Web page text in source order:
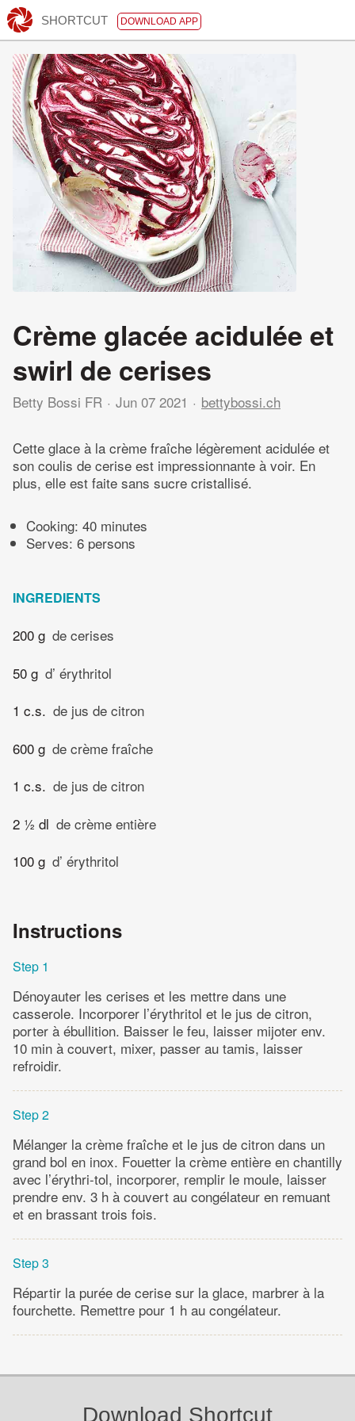
SHORTCUT DOWNLOAD APP
Crème glacée acidulée et
swirl de cerises
Betty Bossi FR Jun 07 2021 bettybossi.ch
Cette glace à la crème fraîche légèrement acidulée et
son coulis de cerise est impressionnante à voir. En
plus, elle est faite sans sucre cristallisé.
Cooking: 40 minutes
Serves: 6 persons
INGREDIENTS
200 g de cerises
50 g d’ érythritol
1 c.s. de jus de citron
600 g de crème fraîche
1 c.s. de jus de citron
2 ½ dl de crème entière
100 g d’ érythritol
Instructions
Step 1
Dénoyauter les cerises et les mettre dans une
casserole. Incorporer l’érythritol et le jus de citron,
porter à ébullition. Baisser le feu, laisser mijoter env.
10 min à couvert, mixer, passer au tamis, laisser
refroidir.
Step 2
Mélanger la crème fraîche et le jus de citron dans un
grand bol en inox. Fouetter la crème entière en chantilly
avec l’érythri-tol, incorporer, remplir le moule, laisser
prendre env. 3 h à couvert au congélateur en remuant
et en brassant trois fois.
Step 3
Répartir la purée de cerise sur la glace, marbrer à la
fourchette. Remettre pour 1 h au congélateur.
Download Shortcut